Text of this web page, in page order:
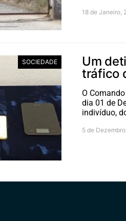
18 de Janeiro,
SOCIEDADE
Um
tráfico
O
dia 01 de
indivíduo,
5 de